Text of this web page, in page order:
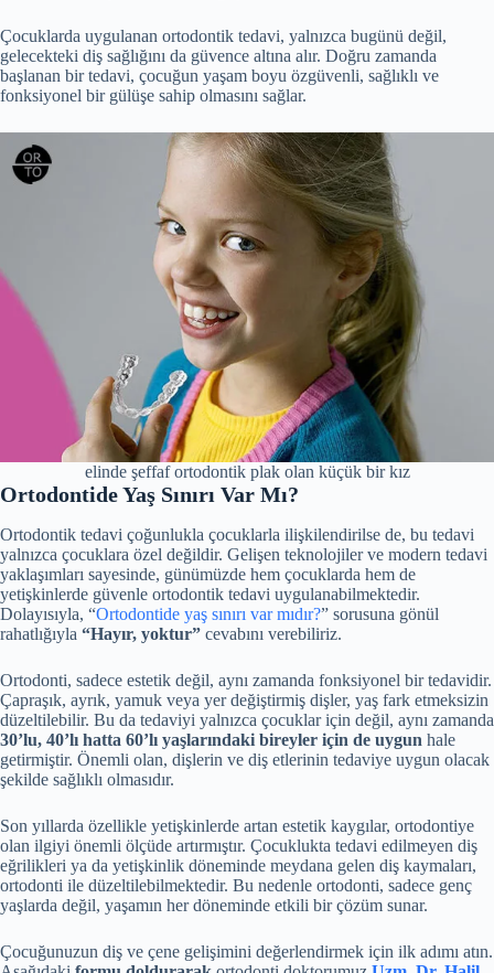
Çocuklarda uygulanan ortodontik tedavi, yalnızca bugünü değil,
gelecekteki diş sağlığını da güvence altına alır. Doğru zamanda
başlanan bir tedavi, çocuğun yaşam boyu özgüvenli, sağlıklı ve
fonksiyonel bir gülüşe sahip olmasını sağlar.
elinde şeffaf ortodontik plak olan küçük bir kız
Ortodontide Yaş Sınırı Var Mı?
Ortodontik tedavi çoğunlukla çocuklarla ilişkilendirilse de, bu tedavi
yalnızca çocuklara özel değildir. Gelişen teknolojiler ve modern tedavi
yaklaşımları sayesinde, günümüzde hem çocuklarda hem de
yetişkinlerde güvenle ortodontik tedavi uygulanabilmektedir.
Dolayısıyla, “Ortodontide yaş sınırı var mıdır?” sorusuna gönül
rahatlığıyla “Hayır, yoktur” cevabını verebiliriz.
Ortodonti, sadece estetik değil, aynı zamanda fonksiyonel bir tedavidir.
Çapraşık, ayrık, yamuk veya yer değiştirmiş dişler, yaş fark etmeksizin
düzeltilebilir. Bu da tedaviyi yalnızca çocuklar için değil, aynı zamanda
30’lu, 40’lı hatta 60’lı yaşlarındaki bireyler için de uygun hale
getirmiştir. Önemli olan, dişlerin ve diş etlerinin tedaviye uygun olacak
şekilde sağlıklı olmasıdır.
Son yıllarda özellikle yetişkinlerde artan estetik kaygılar, ortodontiye
olan ilgiyi önemli ölçüde artırmıştır. Çocuklukta tedavi edilmeyen diş
eğrilikleri ya da yetişkinlik döneminde meydana gelen diş kaymaları,
ortodonti ile düzeltilebilmektedir. Bu nedenle ortodonti, sadece genç
yaşlarda değil, yaşamın her döneminde etkili bir çözüm sunar.
Çocuğunuzun diş ve çene gelişimini değerlendirmek için ilk adımı atın.